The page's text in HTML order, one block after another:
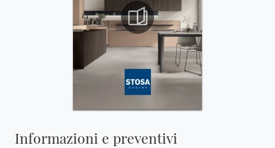
Informazioni e preventivi